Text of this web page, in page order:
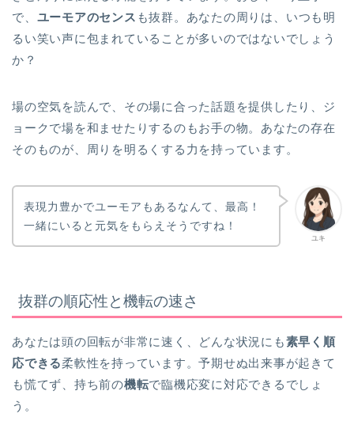
で、 ユーモアのセンス も抜群。あなたの周りは、いつも明
るい笑い声に包まれていることが多いのではないでしょう
か？
場の空気を読んで、その場に合った話題を提供したり、ジ
ョークで場を和ませたりするのもお手の物。あなたの存在
そのものが、周りを明るくする力を持っています。
ユキ
表現力豊かでユーモアもあるなんて、最高！
一緒にいると元気をもらえそうですね！
抜群の順応性と機転の速さ
あなたは頭の回転が非常に速く、どんな状況にも素早く順
応できる柔軟性を持っています。予期せぬ出来事が起きて
も慌てず、持ち前の機転で臨機応変に対応できるでしょ
う。